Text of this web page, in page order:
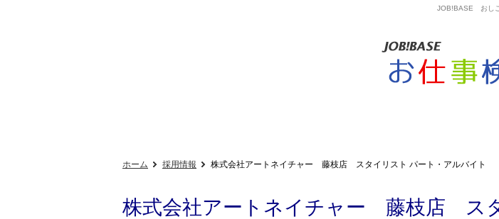
JOB!BASE おし
ホーム 採用情報 株式会社アートネイチャー 藤枝店 スタイリスト パート・アルバイト
株式会社アートネイチャー 藤枝店 ス